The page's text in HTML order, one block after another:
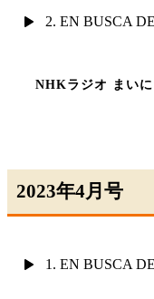
2. EN BUSCA
NHKラジオ まい
2023年4月号
1. EN BUSCA